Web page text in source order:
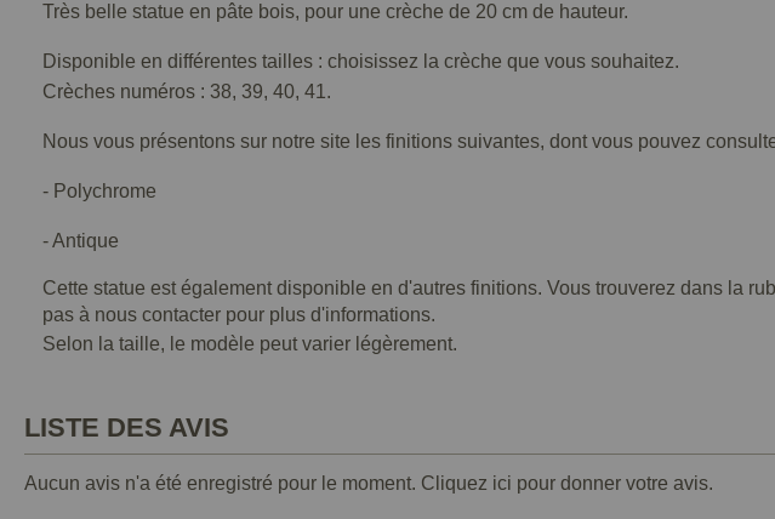
Très belle statue en pâte bois, pour une crèche de 20 cm de hauteur.
Disponible en différentes tailles : choisissez la crèche que vous souhaitez.
Crèches numéros : 38, 39, 40, 41.
Nous vous présentons sur notre site les finitions suivantes, dont vous pouvez
- Polychrome
- Antique
Cette statue est également disponible en d'autres finitions. Vous trouverez dans la
pas à nous contacter pour plus d'informations.
Selon la taille, le modèle peut varier légèrement.
LISTE DES AVIS
Aucun avis n'a été enregistré pour le moment. Cliquez ici pour donner votre avis.